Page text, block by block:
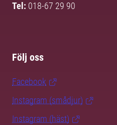
Tel: 018-67 29 90
Följ oss
Facebook
Instagram (smådjur)
Instagram (häst)